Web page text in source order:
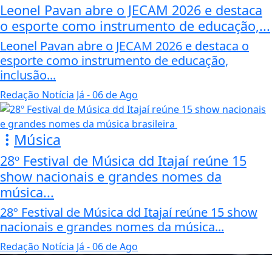
Leonel Pavan abre o JECAM 2026 e destaca
o esporte como instrumento de educação,...
Leonel Pavan abre o JECAM 2026 e destaca o
esporte como instrumento de educação,
inclusão...
Redação Notícia Já - 06 de Ago
Música
28º Festival de Música dd Itajaí reúne 15
show nacionais e grandes nomes da
música...
28º Festival de Música dd Itajaí reúne 15 show
nacionais e grandes nomes da música...
Redação Notícia Já - 06 de Ago